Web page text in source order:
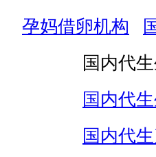
孕妈借卵机构
国内代
国内代
国内代